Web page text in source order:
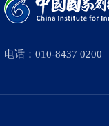
电话：010-8437 0200